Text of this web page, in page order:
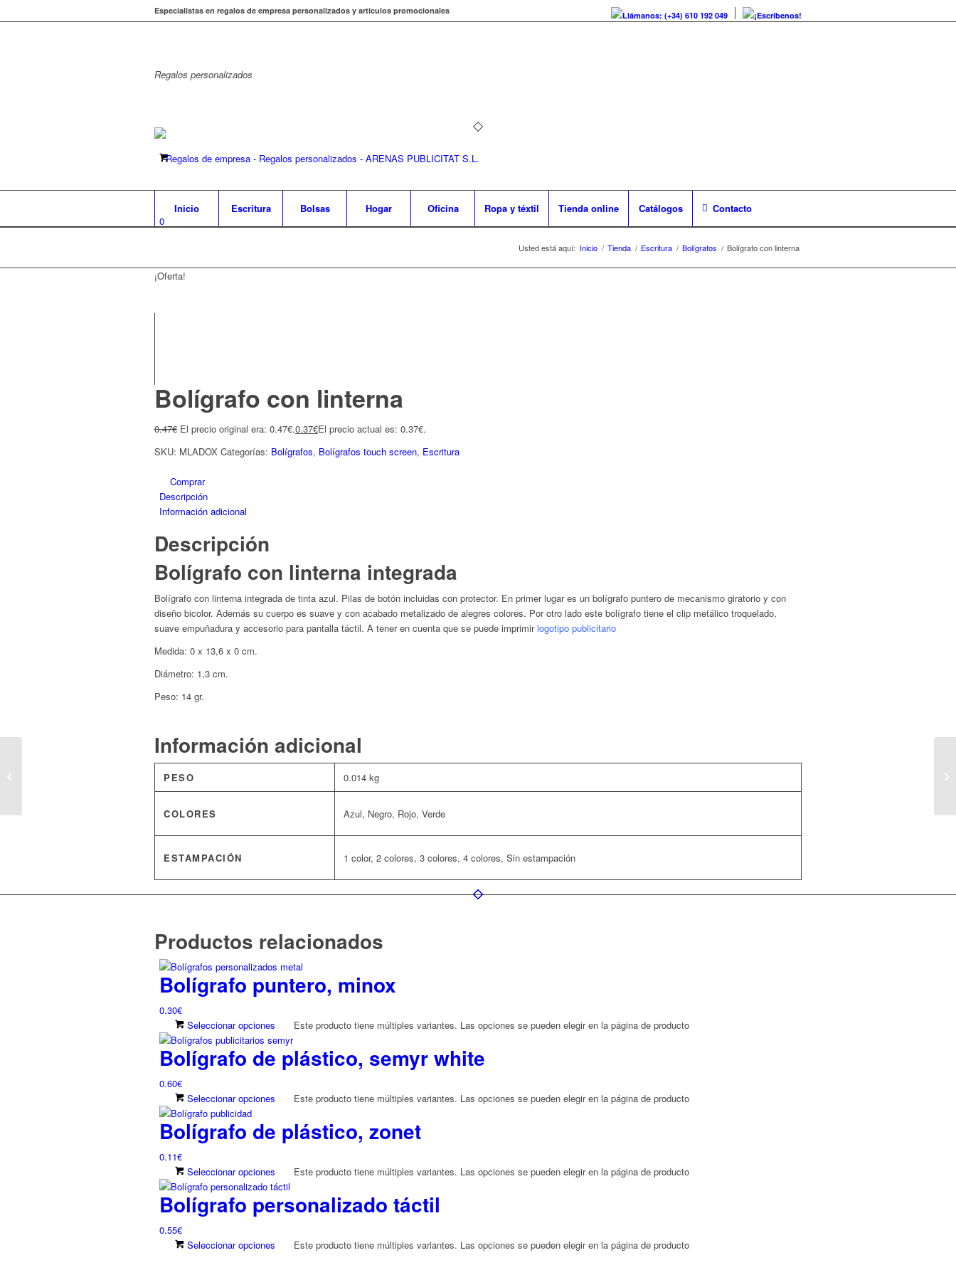
Llámanos: (+34) 610 192 049 ¡Escríbenos!
Especialistas en regalos de empresa personalizados y artículos promocionales
Regalos personalizados
0
Inicio Escritura Bolsas Hogar Oficina Ropa y téxtil Tienda online Catálogos Contacto
Usted está aquí: Inicio / Tienda / Escritura / Bolígrafos / Bolígrafo con linterna
¡Oferta!
Bolígrafo con linterna
0.47€ El precio original era: 0.47€.0.37€El precio actual es: 0.37€.
SKU: MLADOX Categorías: Bolígrafos, Bolígrafos touch screen, Escritura
Comprar
Descripción
Información adicional
Descripción
Bolígrafo con linterna integrada
Bolígrafo con linterna integrada de tinta azul. Pilas de botón incluidas con protector. En primer lugar es un bolígrafo puntero de mecanismo giratorio y con
diseño bicolor. Además su cuerpo es suave y con acabado metalizado de alegres colores. Por otro lado este bolígrafo tiene el clip metálico troquelado,
suave empuñadura y accesorio para pantalla táctil. A tener en cuenta que se puede imprimir logotipo publicitario
Medida: 0 x 13,6 x 0 cm.
Diámetro: 1,3 cm.
Peso: 14 gr.
Información adicional
PESO 0.014 kg
COLORES Azul, Negro, Rojo, Verde
ESTAMPACIÓN 1 color, 2 colores, 3 colores, 4 colores, Sin estampación
Productos relacionados
Bolígrafo puntero, minox
0.30€
Seleccionar opciones
Este producto tiene múltiples variantes. Las opciones se pueden elegir en la página de producto
Bolígrafo de plástico, semyr white
0.60€
Seleccionar opciones
Este producto tiene múltiples variantes. Las opciones se pueden elegir en la página de producto
Bolígrafo de plástico, zonet
0.11€
Seleccionar opciones
Este producto tiene múltiples variantes. Las opciones se pueden elegir en la página de producto
Bolígrafo personalizado táctil
0.55€
Seleccionar opciones
Este producto tiene múltiples variantes. Las opciones se pueden elegir en la página de producto